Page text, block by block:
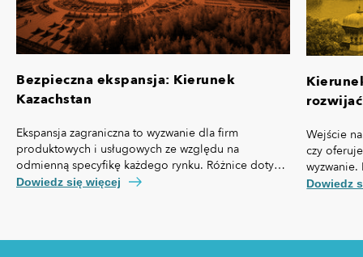
Bezpieczna ekspansja: Kierunek
Kazachstan
Ekspansja zagraniczna to wyzwanie dla firm
produktowych i usługowych ze względu na
odmienną specyfikę każdego rynku. Różnice dotyczą
nie tylko przepisów prawa czy technologii, ale też,
Dowiedz się więcej
Wejście
czy
własną
Dowiedz